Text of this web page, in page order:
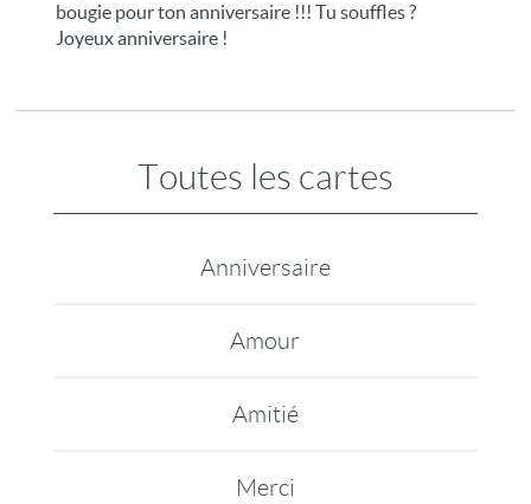
bougie pour ton anniversaire !!! Tu souffles ?
Joyeux anniversaire !
Toutes les cartes
Anniversaire
Amour
Amitié
Merci